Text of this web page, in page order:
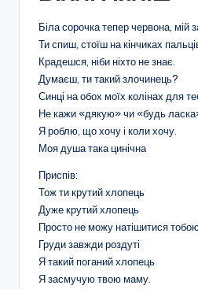
Біла сорочка тепер червона, мій
Ти спиш, стоїш на кінчиках
Крадешся, ніби ніхто не знає.
Думаєш, ти такий злочинець?
Синці на обох моїх колінах для
Не кажи «дякую» чи «будь
Я роблю, що хочу і коли хочу.
Моя душа така цинічна
Приспів:
Тож ти крутий хлопець
Дуже крутий хлопець
Просто не можу натішитися
Груди завжди роздуті
Я такий поганий хлопець
Я засмучую твою маму.